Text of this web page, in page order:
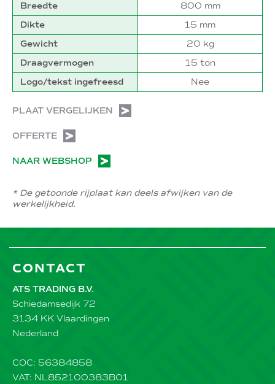
Breedte
800 mm
Dikte
15 mm
Gewicht
20 kg
Draagvermogen
15 ton
Logo/tekst ingefreesd
Nee
PLAAT VERGELIJKEN
OFFERTE
NAAR WEBSHOP
* De getoonde rijplaat kan deels afwijken van de
werkelijkheid.
CONTACT
ATS TRADING B.V.
Schiedamsedijk 72
3134 KK Vlaardingen
Nederland
COC: 56384858
VAT: NL852100383B01